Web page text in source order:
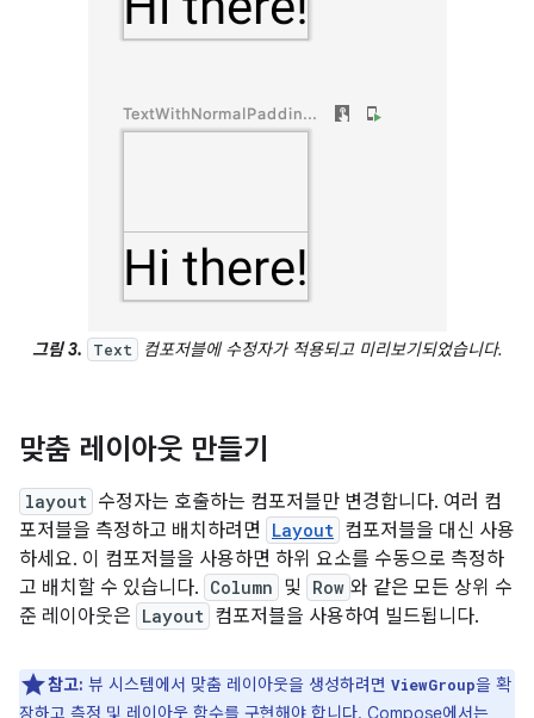
그림 3. Text 컴포저블에 수정자가 적용되고 미리보기되었습니다.
맞춤 레이아웃 만들기
layout 수정자는 호출하는 컴포저블만 변경합니다. 여러 컴
포저블을 측정하고 배치하려면
Layout 컴포저블을 대신 사용
하세요. 이 컴포저블을 사용하면 하위 요소를 수동으로 측정하
고 배치할 수 있습니다. Column 및 Row 와 같은 모든 상위 수
준 레이아웃은 Layout 컴포저블을 사용하여 빌드됩니다.
참고: 뷰 시스템에서 맞춤 레이아웃을 생성하려면 ViewGroup을 확
장하고 측정 및 레이아웃 함수를 구현해야 합니다. Compose에서는